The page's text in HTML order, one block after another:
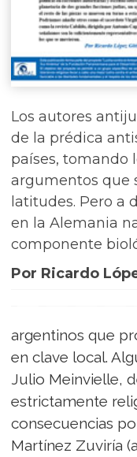
Los autores
de la prédica
países, tomando
argumentos que
latitudes. Pero a
en la Alemania
componente
Por Ricardo
argentinos que
en clave local.
Julio Meinvielle,
estrictamente
consecuencias
Martínez Zuviría